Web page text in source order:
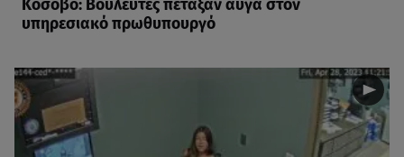
Κόσοβο: Βουλευτές πέταξαν αυγά στον
υπηρεσιακό πρωθυπουργό